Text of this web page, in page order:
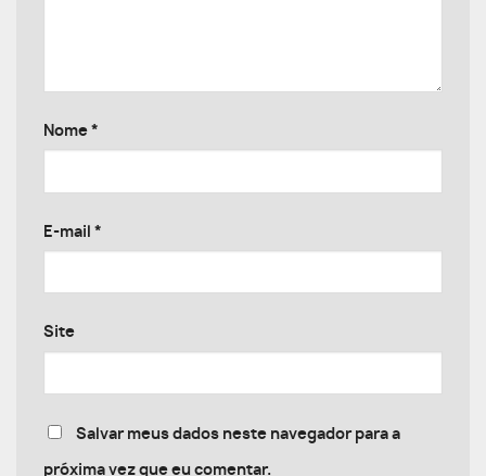
Nome *
E-mail *
Site
Salvar meus dados neste navegador para a
próxima vez que eu comentar.